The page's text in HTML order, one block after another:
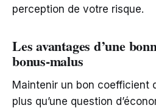
perception de votre risque.
Les avantages d’une
bonus-malus
Maintenir un bon coefficient
plus qu’une question